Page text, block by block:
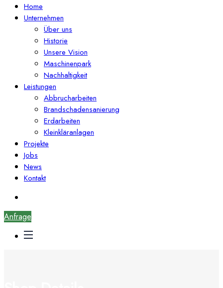
Home
Unternehmen
Über uns
Historie
Unsere Vision
Maschinenpark
Nachhaltigkeit
Leistungen
Abbrucharbeiten
Brandschadensanierung
Erdarbeiten
Kleinkläranlagen
Projekte
Jobs
News
Kontakt
Anfrage